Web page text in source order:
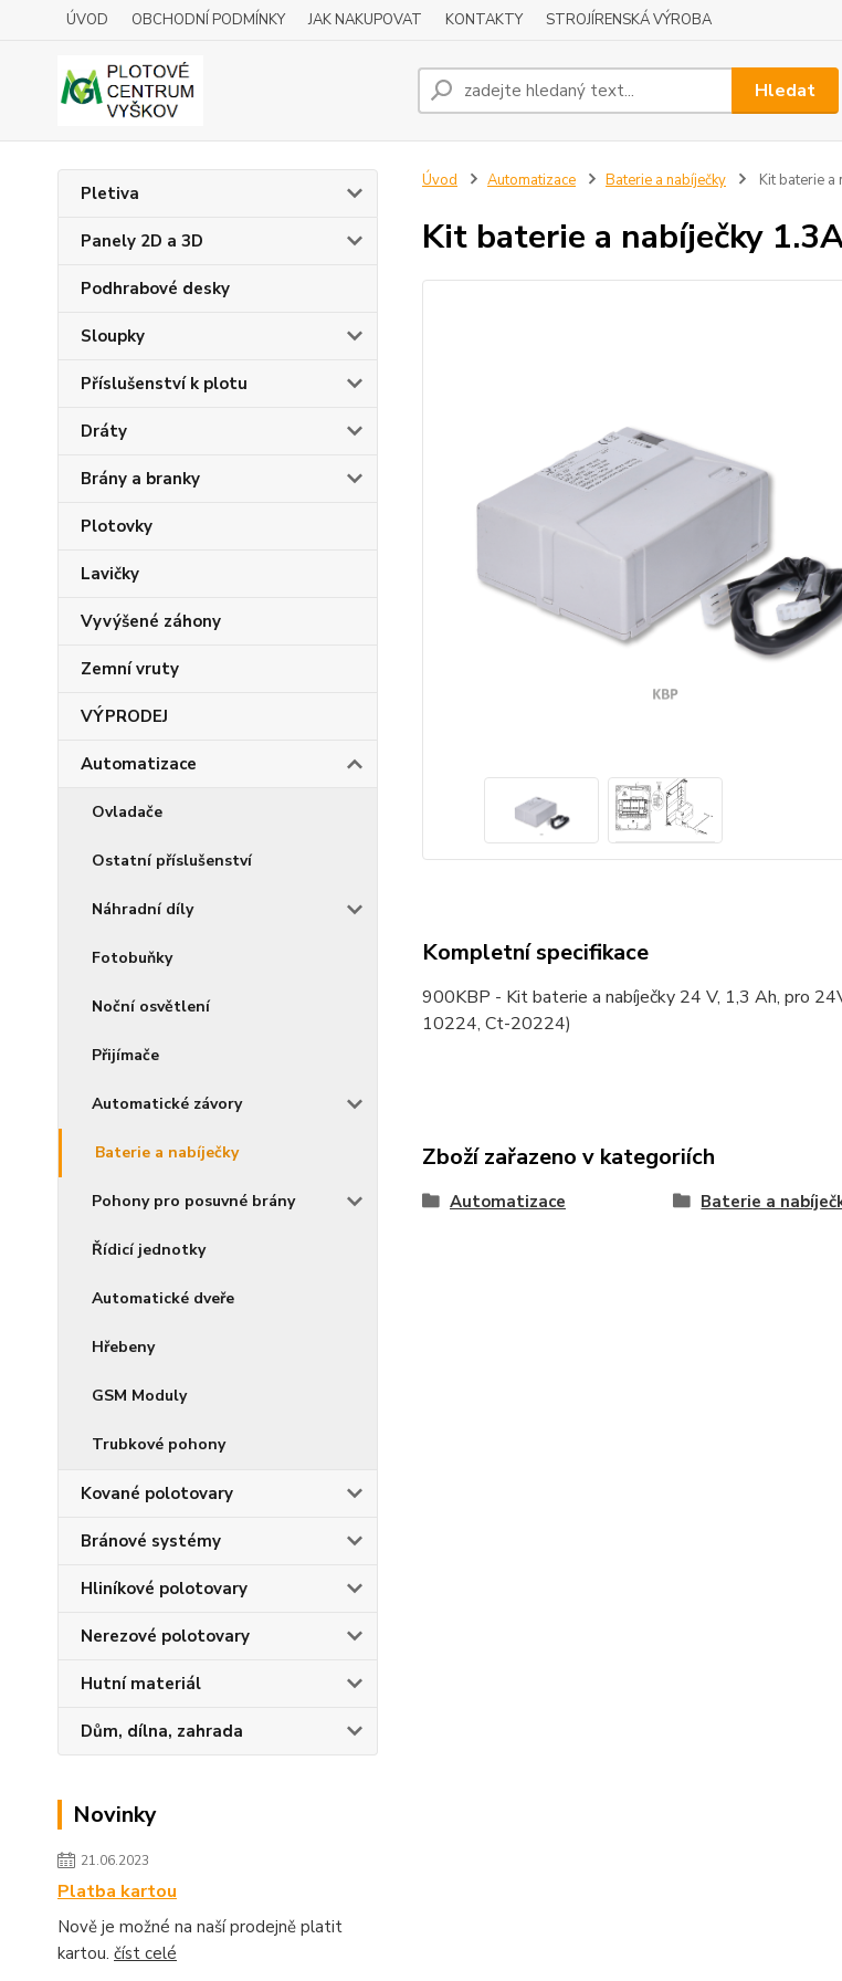
ÚVOD OBCHODNÍ PODMÍNKY JAK NAKUPOVAT KONTAKTY STROJÍRENSKÁ VÝROBA
Hledat
Pletiva
Panely 2D a 3D
Podhrabové desky
Sloupky
Příslušenství k plotu
Dráty
Brány a branky
Plotovky
Lavičky
Vyvýšené záhony
Zemní vruty
VÝPRODEJ
Automatizace
Ovladače
Ostatní příslušenství
Náhradní díly
Fotobuňky
Noční osvětlení
Přijímače
Automatické závory
Baterie a nabíječky
Pohony pro posuvné brány
Řídicí jednotky
Automatické dveře
Hřebeny
GSM Moduly
Trubkové pohony
Kované polotovary
Bránové systémy
Hliníkové polotovary
Nerezové polotovary
Hutní materiál
Dům, dílna, zahrada
Novinky
21.06.2023
Platba kartou
Nově je možné na naší prodejně platit
kartou. číst celé
Úvod Automatizace Baterie a nabíječky Kit baterie a
Kit baterie a nabíječky
Kompletní specifikace
900KBP - Kit baterie a nabíječky 24 V, 1,3 Ah, pro
10224, Ct-20224)
Zboží zařazeno v kategoriích
Automatizace Baterie a